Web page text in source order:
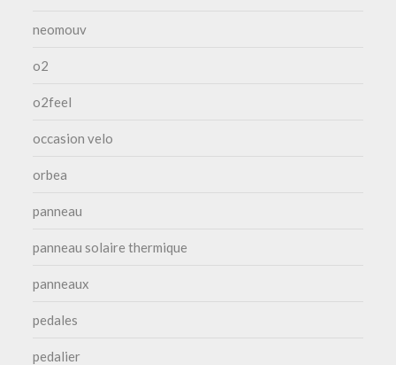
neomouv
o2
o2feel
occasion velo
orbea
panneau
panneau solaire thermique
panneaux
pedales
pedalier